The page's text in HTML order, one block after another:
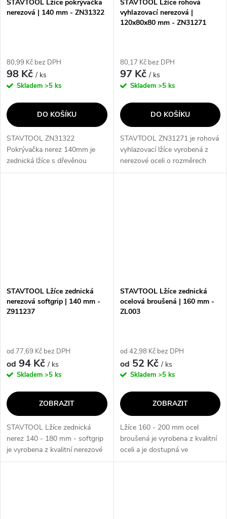
STAVTOOL Lžíce pokrývačka
nerezová | 140 mm - ZN31322
80,99 Kč bez DPH
98 Kč/ ks
Skladem >5 ks
DO KOŠÍKU
STAVTOOL ZN31322
Pokrývačka nerez 140mm je
zednická lžíce s dřevěnou
rukojetí, která je ideální pro
STAVTOOL Lžíce rohová
vyhlazovací nerezová |
120x80x80 mm - ZN31271
80,17 Kč bez DPH
97 Kč/ ks
Skladem >5 ks
DO KOŠÍKU
STAVTOOL ZN31271 je rohová
vyhlazovací lžíce vyrobená z
nerezové oceli o rozměrech
120x80x80mm, ideální pro
STAVTOOL Lžíce zednická
nerezová softgrip | 140 mm -
Z911237
od 77,69 Kč bez DPH
od 94 Kč/ ks
Skladem >5 ks
ZOBRAZIT
STAVTOOL Lžíce zednická
nerez 140 - 180 mm - softgrip
je vyrobena z kvalitní nerezové
oceli a je dostupná ve
STAVTOOL Lžíce zednická
ocelová broušená | 160 mm -
ZL003
od 42,98 Kč bez DPH
od 52 Kč/ ks
Skladem >5 ks
ZOBRAZIT
Lžíce 160 - 200 mm ocel
broušená je vyrobena z kvalitní
oceli a je dostupná ve
velikostech 160 mm, 180 mm a